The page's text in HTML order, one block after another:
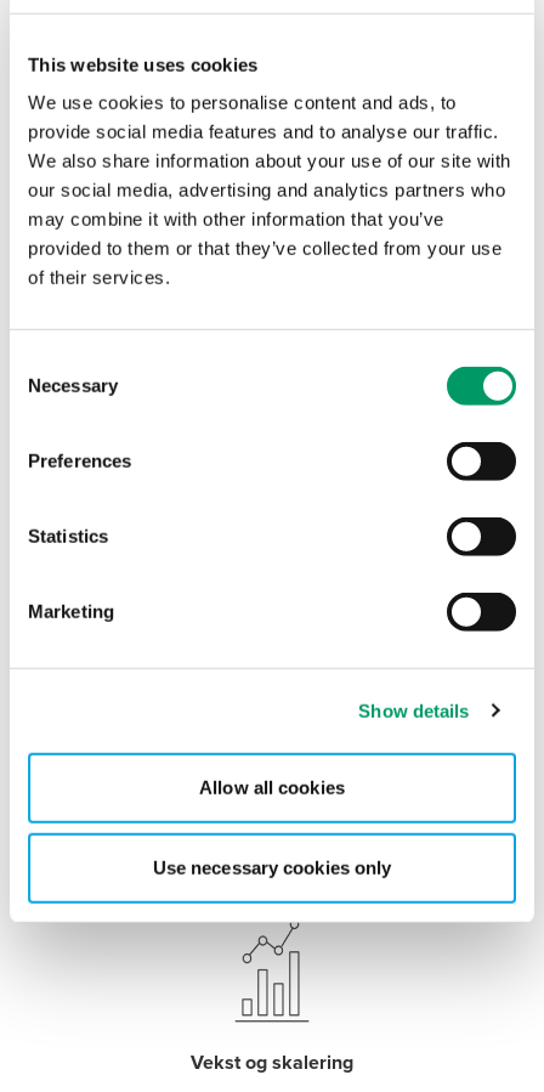
This website uses cookies
We use cookies to personalise content and ads, to
provide social media features and to analyse our traffic.
We also share information about your use of our site with
our social media, advertising and analytics partners who
may combine it with other information that you’ve
provided to them or that they’ve collected from your use
of their services.
Selection
Necessary
Preferences
Statistics
Marketing
Show details
Allow all cookies
Use necessary cookies only
Les mer
Produktutvikling
Vi hjelper dere når dere ser økt behov for administrative
Kommersialisering
Vi er der når dere er klare for lansering og skal ut på
Les mer
Vekst og skalering